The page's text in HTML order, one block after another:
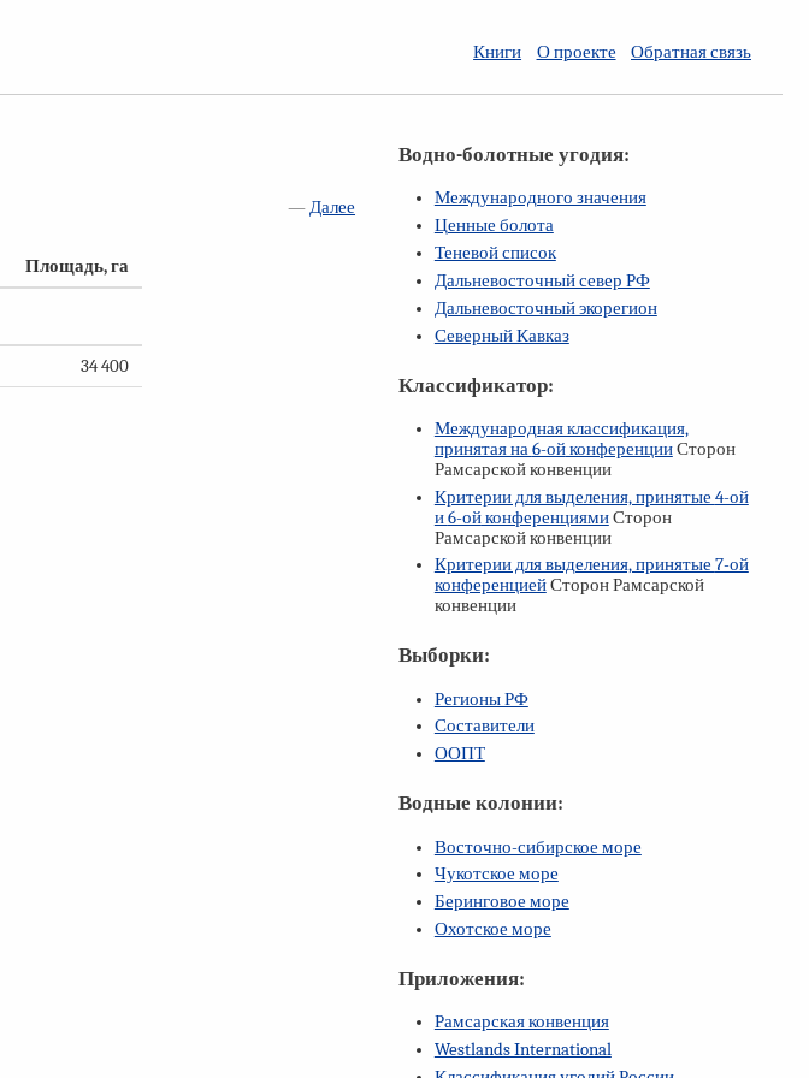
Книги О проекте Обратная связь
—Далее
Площадь, га
34 400
Водно-болотные угодия:
Международного значения
Ценные болота
Теневой список
Дальневосточный север РФ
Дальневосточный экорегион
Северный Кавказ
Классификатор:
Международная классификация,
принятая на6-ойконференцииСторон
Рамсарской конвенции
Критерии для выделения, принятые 4-ой
и6-ойконференциямиСторон
Рамсарской конвенции
Критерии для выделения, принятые 7-ой
конференциейСторон Рамсарской
конвенции
Выборки:
Регионы РФ
Составители
ООПТ
Водные колонии:
Восточно-сибирское море
Чукотское море
Беринговое море
Охотское море
Приложения:
Рамсарская конвенция
Westlands International